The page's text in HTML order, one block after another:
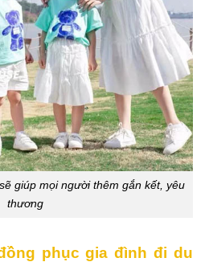
giúp mọi người thêm gắn kết, yêu
thương
phục gia đình đi du